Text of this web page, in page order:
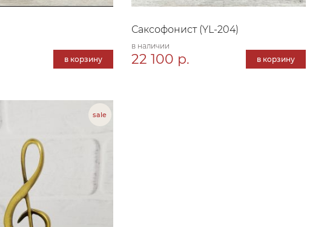
в корзину
Саксофонист (YL-204)
в наличии
22 100 р. в корзину